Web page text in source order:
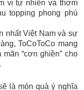
vị tự nhiên và thơm
topping phong phú
nhất Việt Nam và sự
ToCoToCo mang
“cơn ghiền” cho
là món quà ý nghĩa